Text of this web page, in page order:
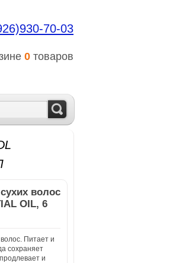
70-03
0 товаров
волос
OIL, 6
Питает и
сохраняет
и